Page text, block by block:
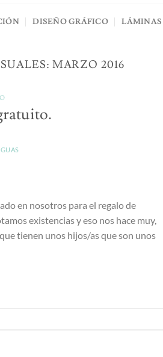
DISEÑO GRÁFICO LÁMINAS
MARZO 2016
en nosotros para el regalo de
existencias y eso nos hace muy,
tienen unos hijos/as que son unos